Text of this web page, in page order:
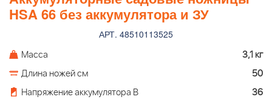
HSA 66 без аккумулятора и ЗУ
АРТ. 48510113525
Масса
3,1 кг
Длина ножей см
50
Напряжение аккумулятора В
36